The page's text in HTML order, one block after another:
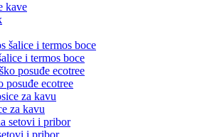
kave
i termos boce
posuđe ecotree
za kavu
i pribor